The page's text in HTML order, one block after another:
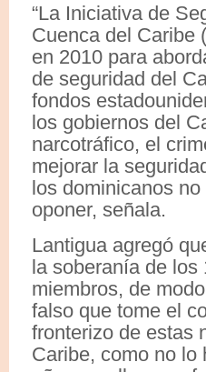
“La Iniciativa de
Cuenca del Caribe
en 2010 para
de seguridad del
fondos
los gobiernos del
narcotráfico, el
mejorar la
los dominicanos
oponer, señala.
Lantigua agregó
la soberanía de los
miembros, de
falso que tome el
fronterizo de estas
Caribe, como no lo